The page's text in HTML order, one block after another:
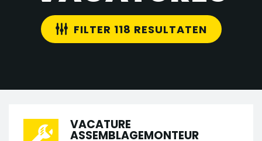
FILTER 118 RESULTATEN
VACATURE
ASSEMBLAGEMONTEUR